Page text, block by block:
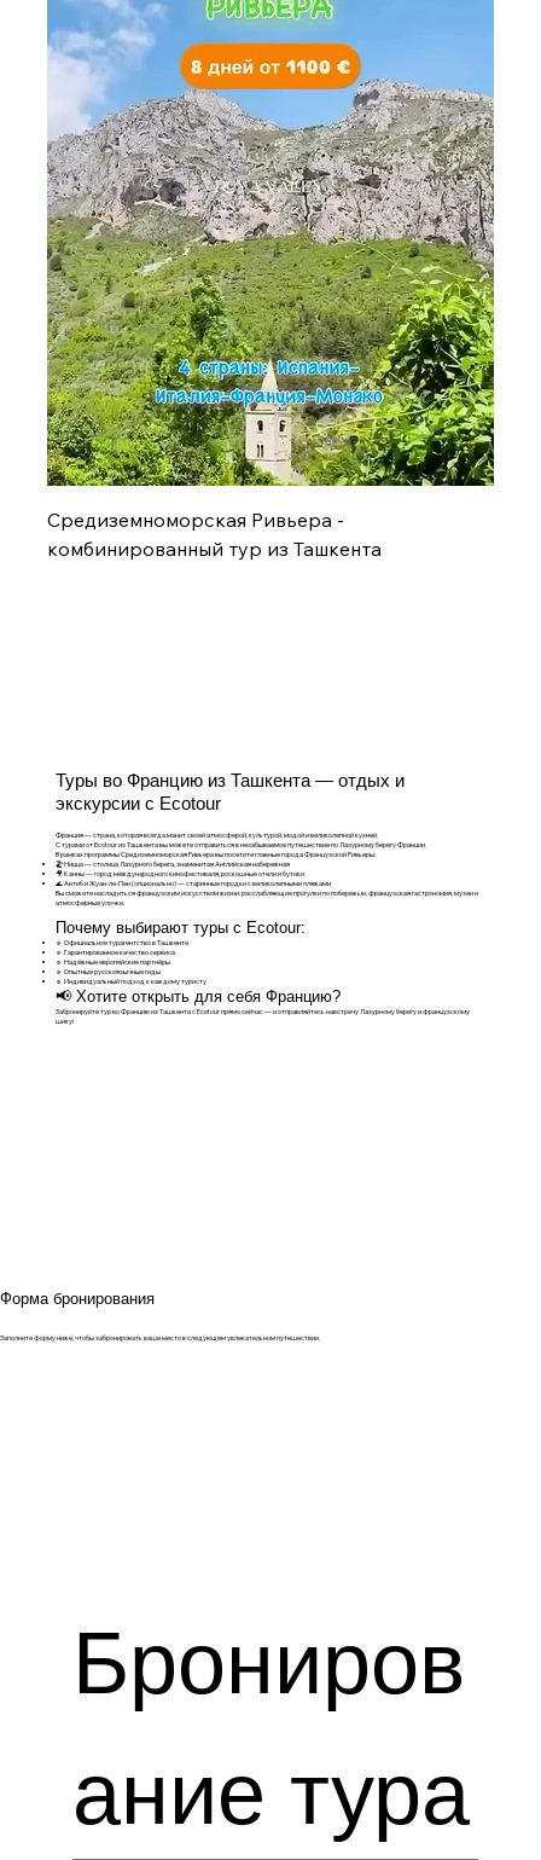
Средиземноморская Ривьера -
комбинированный тур из Ташкента
Туры во Францию из Ташкента — отдых и
экскурсии с Ecotour
Франция — страна, которая всегда манит своей атмосферой, культурой, модой и великолепной кухней.
С турами от Ecotour из Ташкента вы можете отправиться в незабываемое путешествие по Лазурному берегу Франции.
В рамках программы Средиземноморская Ривьера вы посетите главные города Французской Ривьеры:
🏖 Ницца — столица Лазурного берега, знаменитая Английская набережная
🎥 Канны — город международного кинофестиваля, роскошные отели и бутики
🌊 Антиб и Жуан-ле-Пен (опционально) — старинные городки с великолепными пляжами
Вы сможете насладиться французским искусством жизни: расслабляющие прогулки по побережью, французская гастрономия, музеи и
атмосферные улочки.
Почему выбирают туры с Ecotour:
🔹 Официальное турагентство в Ташкенте
🔹 Гарантированное качество сервиса
🔹 Надёжные европейские партнёры
🔹 Опытные русскоязычные гиды
🔹 Индивидуальный подход к каждому туристу
📢 Хотите открыть для себя Францию?
Забронируйте тур во Францию из Ташкента с Ecotour прямо сейчас — и отправляйтесь навстречу Лазурному берегу и французскому
шику!
Форма бронирования
Заполните форму ниже, чтобы забронировать ваше место в следующем увлекательном путешествии.
Брониров
ание тура